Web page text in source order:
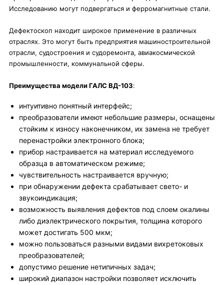
Исследованию могут подвергаться и ферромагнитные стали.
Дефектоскоп находит широкое применение в различных
отраслях. Это могут быть предприятия машиностроительной
отрасли, судостроения и судоремонта, авиакосмической
промышленности, коммунальной сферы.
Преимущества модели ГАЛС ВД-103:
интуитивно понятный интерфейс;
преобразователи имеют небольшие размеры, оснащены
стойким к износу наконечником, их замена не требует
перенастройки электронного блока;
прибор настраивается на материал исследуемого
образца в автоматическом режиме;
чувствительность настраивается вручную;
при обнаружении дефекта срабатывает свето- и
звукоиндикация;
возможность выявления дефектов под слоем окалины
либо диэлектрического покрытия, толщина которого
может достигать 500 мкм;
можно пользоваться разными видами вихретоковых
преобразователей;
допустимо решение нетипичных задач;
широкий диапазон настройки позволяет исключить